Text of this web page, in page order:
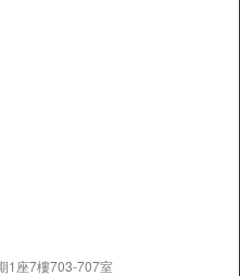
1座7樓703-707室